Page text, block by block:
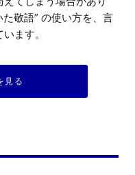
敬語” の使い方を、言
ます。
見る